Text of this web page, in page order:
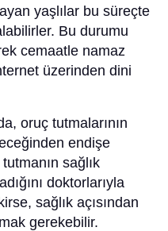
yaşlılar bu süreçte
Bu durumu
cemaatle namaz
üzerinden dini
oruç tutmalarının
endişe
sağlık
doktorlarıyla
sağlık açısından
gerekebilir.